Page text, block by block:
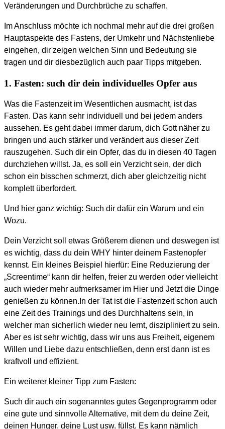
Veränderungen und Durchbrüche zu schaffen.
Im Anschluss möchte ich nochmal mehr auf die drei großen
Hauptaspekte des Fastens, der Umkehr und Nächstenliebe
eingehen, dir zeigen welchen Sinn und Bedeutung sie
tragen und dir diesbezüglich auch paar Tipps mitgeben.
1. Fasten: such dir dein individuelles Opfer aus
Was die Fastenzeit im Wesentlichen ausmacht, ist das
Fasten. Das kann sehr individuell und bei jedem anders
aussehen. Es geht dabei immer darum, dich Gott näher zu
bringen und auch stärker und verändert aus dieser Zeit
rauszugehen. Such dir ein Opfer, das du in diesen 40 Tagen
durchziehen willst. Ja, es soll ein Verzicht sein, der dich
schon ein bisschen schmerzt, dich aber gleichzeitig nicht
komplett überfordert.
Und hier ganz wichtig: Such dir dafür ein Warum und ein
Wozu.
Dein Verzicht soll etwas Größerem dienen und deswegen ist
es wichtig, dass du dein WHY hinter deinem Fastenopfer
kennst. Ein kleines Beispiel hierfür: Eine Reduzierung der
„Screentime“ kann dir helfen, freier zu werden oder vielleicht
auch wieder mehr aufmerksamer im Hier und Jetzt die Dinge
genießen zu können.In der Tat ist die Fastenzeit schon auch
eine Zeit des Trainings und des Durchhaltens sein, in
welcher man sicherlich wieder neu lernt, diszipliniert zu sein.
Aber es ist sehr wichtig, dass wir uns aus Freiheit, eigenem
Willen und Liebe dazu entschließen, denn erst dann ist es
kraftvoll und effizient.
Ein weiterer kleiner Tipp zum Fasten:
Such dir auch ein sogenanntes gutes Gegenprogramm oder
eine gute und sinnvolle Alternative, mit dem du deine Zeit,
deinen Hunger, deine Lust usw. füllst. Es kann nämlich